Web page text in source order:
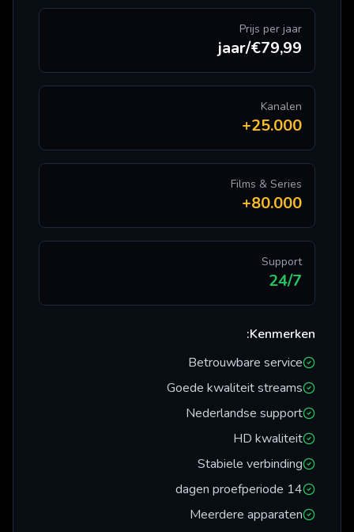
Prijs per jaar
€79,99/jaar
Kanalen
25.000+
Films & Series
80.000+
Support
24/7
Kenmerken:
Betrouwbare service
Goede kwaliteit streams
Nederlandse support
HD kwaliteit
Stabiele verbinding
14 dagen proefperiode
Meerdere apparaten